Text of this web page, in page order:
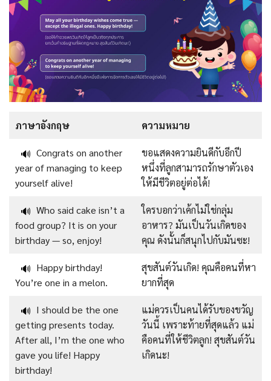
ภาษาอังกฤษ ความหมาย
🔊 Congrats on another
year of managing to keep
yourself alive!
ขอแสดงความยินดีกับอีกปี
หนึ่งที่ลูกสามารถรักษาตัวเอง
ให้มีชีวิตอยู่ต่อได้!
🔊 Who said cake isn’t a
food group? It is on your
birthday — so, enjoy!
ใครบอกว่าเค้กไม่ใช่กลุ่ม
อาหาร? มันเป็นวันเกิดของ
คุณ ดังนั้นก็สนุกไปกับมันซะ!
🔊 Happy birthday!
You’re one in a melon.
สุขสันต์วันเกิด! คุณคือคนที่หา
ยากที่สุด
🔊 I should be the one
getting presents today.
After all, I’m the one who
gave you life! Happy
birthday!
แม่ควรเป็นคนได้รับของขวัญ
วันนี้ เพราะท้ายที่สุดแล้ว แม่
คือคนที่ให้ชีวิตลูก! สุขสันต์วัน
เกิดนะ!